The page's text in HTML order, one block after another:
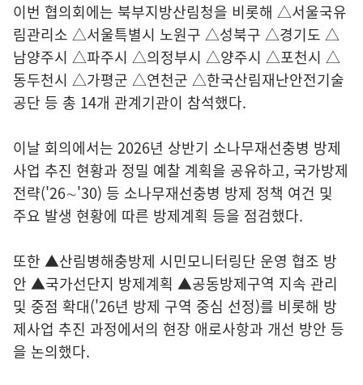
이번 협의회에는 북부지방산림청을 비롯해 △서울국유
림관리소 △서울특별시 노원구 △성북구 △경기도 △
남양주시 △파주시 △의정부시 △양주시 △포천시 △
동두천시 △가평군 △연천군 △한국산림재난안전기술
공단 등 총 14개 관계기관이 참석했다.
이날 회의에서는 2026년 상반기 소나무재선충병 방제
사업 추진 현황과 정밀 예찰 계획을 공유하고, 국가방제
전략('26∼'30) 등 소나무재선충병 방제 정책 여건 및
주요 발생 현황에 따른 방제계획 등을 점검했다.
또한 ▲산림병해충방제 시민모니터링단 운영 협조 방
안 ▲국가선단지 방제계획 ▲공동방제구역 지속 관리
및 중점 확대('26년 방제 구역 중심 선정)를 비롯해 방
제사업 추진 과정에서의 현장 애로사항과 개선 방안 등
을 논의했다.